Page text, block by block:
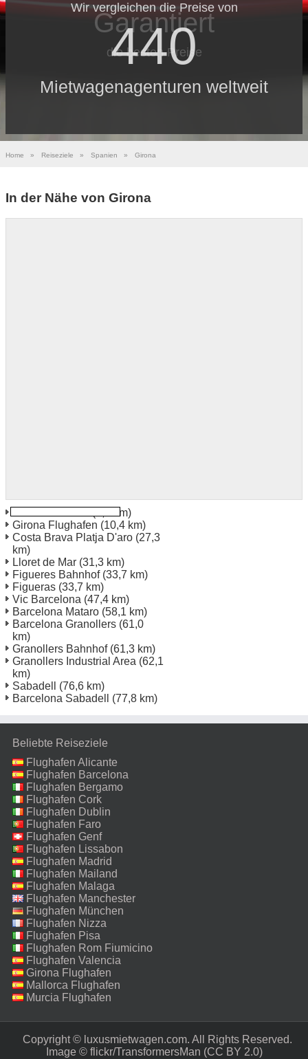
Wir vergleichen die Preise von
440
Mietwagenagenturen weltweit
Garantiert
die besten Preise
Home » Reiseziele » Spanien » Girona
In der Nähe von Girona
Girona Bahnhof(0,7 km)
Girona Flughafen (10,4 km)
Costa Brava Platja D'aro (27,3
km)
Lloret de Mar (31,3 km)
Figueres Bahnhof(33,7 km)
Figueras (33,7 km)
Vic Barcelona (47,4 km)
Barcelona Mataro (58,1 km)
Barcelona Granollers (61,0
km)
Granollers Bahnhof(61,3 km)
Granollers Industrial Area (62,1
km)
Sabadell
(76,6 km)
Barcelona Sabadell
(77,8 km)
Beliebte Reiseziele
Flughafen Alicante
Flughafen Barcelona
Flughafen Bergamo
Flughafen Cork
Flughafen Dublin
Flughafen Faro
Flughafen Genf
Flughafen Lissabon
Flughafen Madrid
Flughafen Mailand
Malpensa
Flughafen Malaga
Flughafen Manchester
Flughafen München
Flughafen Nizza
Flughafen Pisa
Flughafen Rom Fiumicino
Flughafen Valencia
Girona Flughafen
Mallorca Flughafen
Murcia Flughafen
Copyright © luxusmietwagen.com. All Rights Reserved.‎
Image © flickr/TransformersMan (CC BY 2.0)‎